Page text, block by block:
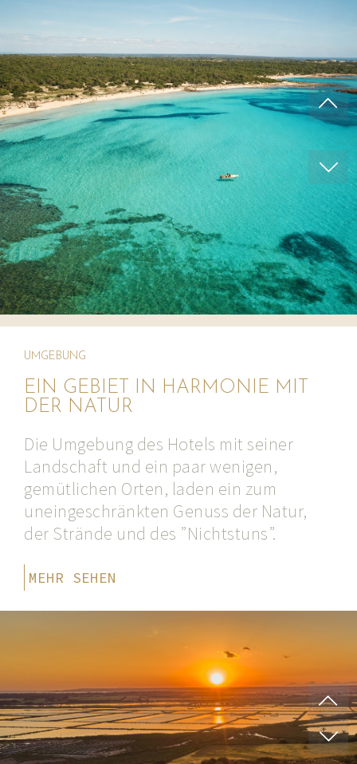
UMGEBUNG
EIN GEBIET IN HARMONIE MIT
DER NATUR
Die Umgebung des Hotels mit seiner
Landschaft und ein paar wenigen,
gemütlichen Orten, laden ein zum
uneingeschränkten Genuss der Natur,
der Strände und des ”Nichtstuns”.
MEHR SEHEN